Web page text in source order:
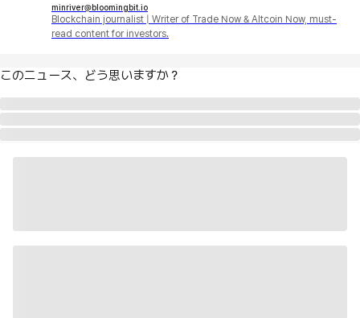
minriver@bloomingbit.io
Blockchain journalist | Writer of Trade Now & Altcoin Now, must-
read content for investors.
このニュース、どう思いますか？